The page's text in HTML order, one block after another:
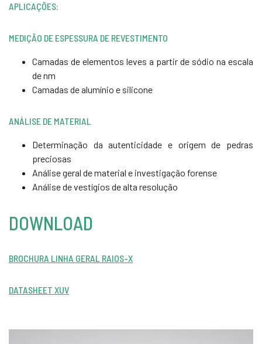
APLICAÇÕES:
MEDIÇÃO DE ESPESSURA DE REVESTIMENTO
Camadas de elementos leves a partir de sódio na escala
de nm
Camadas de alumínio e silicone
ANÁLISE DE MATERIAL
Determinação da autenticidade e origem de pedras
preciosas
Análise geral de material e investigação forense
Análise de vestígios de alta resolução
DOWNLOAD
BROCHURA LINHA GERAL RAIOS-X
DATASHEET XUV